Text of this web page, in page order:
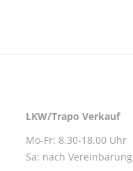
LKW/Trapo Verkauf
Mo-Fr: 8.30-18.00 Uhr
Sa: nach Vereinbarung